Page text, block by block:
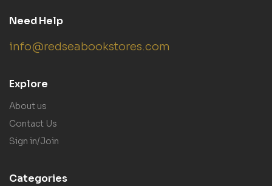
Need Help
info@redseabookstores.com
Explore
About us
Contact Us
Sign in/Join
Categories